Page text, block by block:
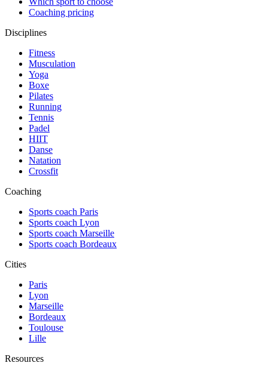
Coaching pricing
Disciplines
Fitness
Musculation
Yoga
Boxe
Pilates
Running
Tennis
Padel
HIIT
Danse
Natation
Crossfit
Coaching
Sports coach Paris
Sports coach Lyon
Sports coach Marseille
Sports coach Bordeaux
Cities
Paris
Lyon
Marseille
Bordeaux
Toulouse
Lille
Resources